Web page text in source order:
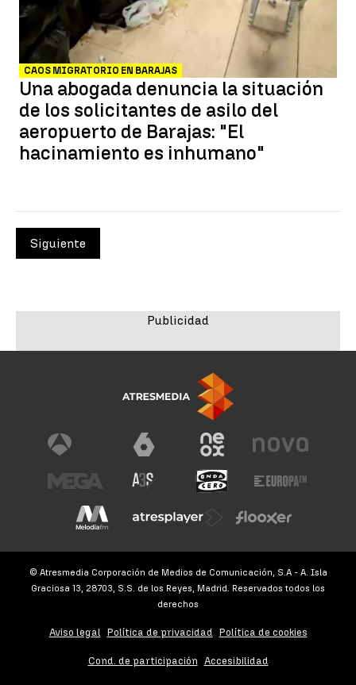
CAOS MIGRATORIO EN BARAJAS
Una abogada denuncia la situación
de los solicitantes de asilo del
aeropuerto de Barajas: "El
hacinamiento es inhumano"
Siguiente
© Atresmedia Corporación de Medios de Comunicación, S.A - A. Isla
Graciosa 13, 28703, S.S. de los Reyes, Madrid. Reservados todos los
derechos
Aviso legal Política de privacidad Política de cookies
Cond. de participación Accesibilidad